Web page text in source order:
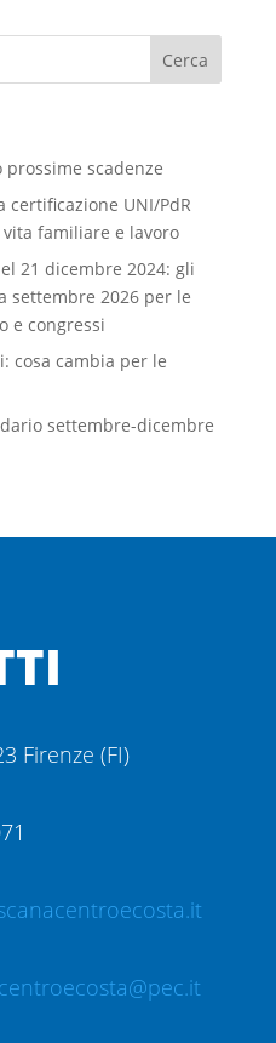
prossime scadenze
UNI/PdR
familiare e lavoro
21 dicembre 2024: gli
settembre 2026 per le
e congressi
cosa cambia per le
settembre-dicembre
Firenze (FI)